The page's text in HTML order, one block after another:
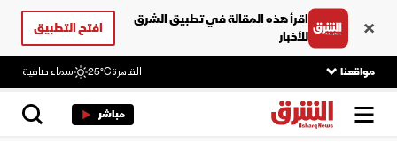
اقرأ هذه المقالة في تطبيق الشرق
للأخبار
افتح التطبيق
مواقعنا القاهرة25°C سماء صافية
مباشر